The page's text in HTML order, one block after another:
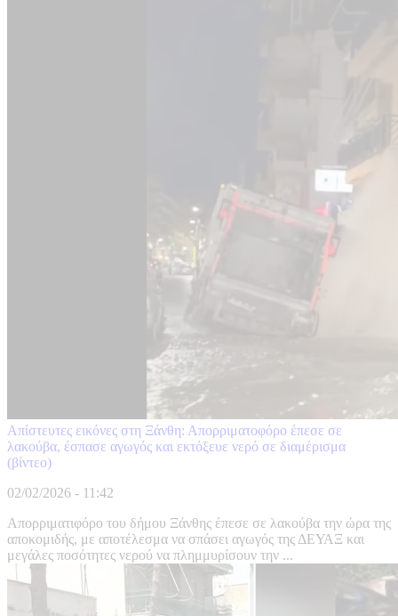
Απίστευτες εικόνες στη Ξάνθη: Απορριματοφόρο έπεσε σε
λακούβα, έσπασε αγωγός και εκτόξευε νερό σε διαμέρισμα
(βίντεο)
02/02/2026 - 11:42
Απορριματιφόρο του δήμου Ξάνθης έπεσε σε λακούβα την ώρα της
αποκομιδής, με αποτέλεσμα να σπάσει αγωγός της ΔΕΥΑΞ και
μεγάλες ποσότητες νερού να πλημμυρίσουν την ...